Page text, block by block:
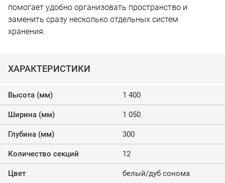
помогает удобно организовать пространство и
заменить сразу несколько отдельных систем
хранения.
ХАРАКТЕРИСТИКИ
Высота (мм) 1 400
Ширина (мм) 1 050
Глубина (мм) 300
Количество секций 12
Цвет белый/дуб сонома